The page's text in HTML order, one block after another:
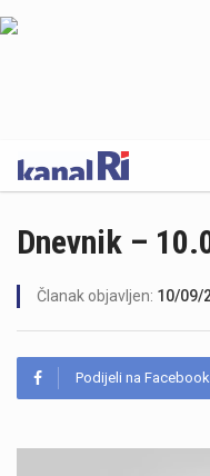
Dnevnik –
Članak objavljen: 10/09/
Podijeli na Facebook